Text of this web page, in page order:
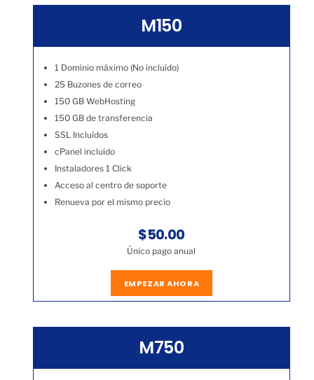
M150
1 Dominio máximo (No incluído)
25 Buzones de correo
150 GB WebHosting
150 GB de transferencia
SSL Incluídos
cPanel incluído
Instaladores 1 Click
Acceso al centro de soporte
Renueva por el mismo precio
$50.00
Único pago anual
EMPEZAR AHORA
M750